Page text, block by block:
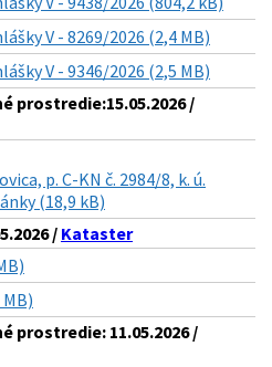
V - 8269/2026 (2,4 MB)
V - 9346/2026 (2,5 MB)
prostredie:15.05.2026 /
p. C-KN č. 2984/8, k. ú.
(18,9 kB)
/ Kataster
prostredie: 11.05.2026 /